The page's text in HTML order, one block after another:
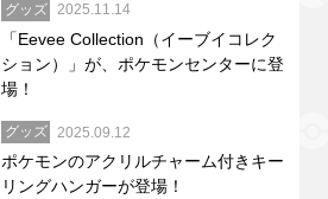
グッズ 2025.11.14
「Eevee Collection（イーブイコレク
ション）」が、ポケモンセンターに登
場！
グッズ 2025.09.12
ポケモンのアクリルチャーム付きキー
リングハンガーが登場！